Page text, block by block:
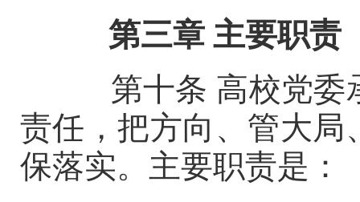
第三章 主要职责
第十条 高校党委
责任，把方向、管大局
保落实。主要职责是：